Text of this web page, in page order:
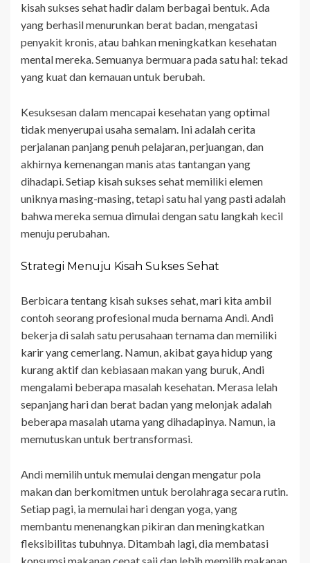
kisah sukses sehat hadir dalam berbagai bentuk. Ada
yang berhasil menurunkan berat badan, mengatasi
penyakit kronis, atau bahkan meningkatkan kesehatan
mental mereka. Semuanya bermuara pada satu hal: tekad
yang kuat dan kemauan untuk berubah.
Kesuksesan dalam mencapai kesehatan yang optimal
tidak menyerupai usaha semalam. Ini adalah cerita
perjalanan panjang penuh pelajaran, perjuangan, dan
akhirnya kemenangan manis atas tantangan yang
dihadapi. Setiap kisah sukses sehat memiliki elemen
uniknya masing-masing, tetapi satu hal yang pasti adalah
bahwa mereka semua dimulai dengan satu langkah kecil
menuju perubahan.
Strategi Menuju Kisah Sukses Sehat
Berbicara tentang kisah sukses sehat, mari kita ambil
contoh seorang profesional muda bernama Andi. Andi
bekerja di salah satu perusahaan ternama dan memiliki
karir yang cemerlang. Namun, akibat gaya hidup yang
kurang aktif dan kebiasaan makan yang buruk, Andi
mengalami beberapa masalah kesehatan. Merasa lelah
sepanjang hari dan berat badan yang melonjak adalah
beberapa masalah utama yang dihadapinya. Namun, ia
memutuskan untuk bertransformasi.
Andi memilih untuk memulai dengan mengatur pola
makan dan berkomitmen untuk berolahraga secara rutin.
Setiap pagi, ia memulai hari dengan yoga, yang
membantu menenangkan pikiran dan meningkatkan
fleksibilitas tubuhnya. Ditambah lagi, dia membatasi